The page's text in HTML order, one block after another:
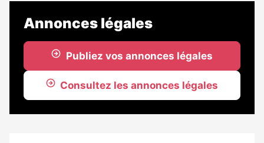
Annonces légales
Publiez vos annonces légales
Consultez les annonces légales